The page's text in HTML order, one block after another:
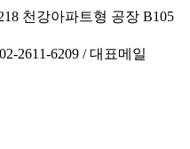
천강아파트형 공장 B105
2611-6209 / 대표메일